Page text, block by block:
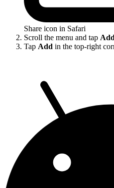
Share icon in Safari
Scroll the menu and tap
Tap Add in the top-right